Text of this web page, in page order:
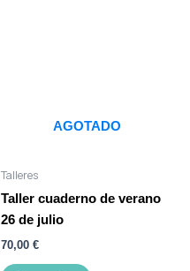
AGOTADO
Talleres
Taller cuaderno de verano
26 de julio
70,00 €